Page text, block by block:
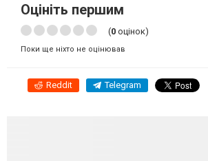
Оцініть першим
(0 оцінок)
Поки ще ніхто не оцінював
Reddit Telegram